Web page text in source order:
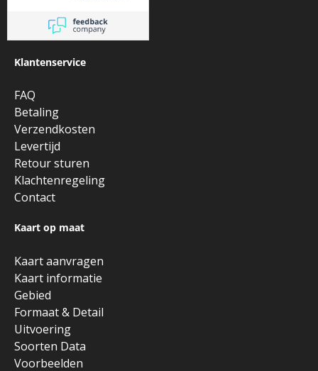
Klantenservice
FAQ
Betaling
Verzendkosten
Levertijd
Retour sturen
Klachtenregeling
Contact
Kaart op maat
Kaart aanvragen
Kaart informatie
Gebied
Formaat & Detail
Uitvoering
Soorten Data
Voorbeelden